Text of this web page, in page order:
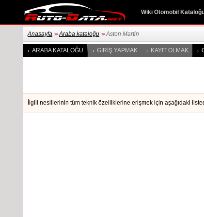
Wiki Otomobil
Anasayfa >> Araba kataloğu >> Aston Martin
ARABA KATALOĞU GIRIŞ YAPMAK KAYIT OLMAK
İlgili nesillerinin tüm teknik özelliklerine erişmek için aşağıdaki